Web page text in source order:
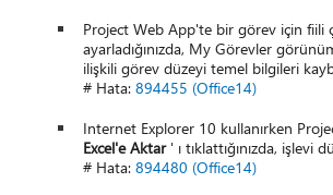
Project Web App'te bir görev için fiili
ayarladığınızda, My Görevler
ilişkili görev düzeyi temel bilgileri
# Hata:894455 (Office14)
Internet Explorer 10 kullanırken
Excel'e Aktar' ı tıklattığınızda, işlevi
# Hata:894480 (Office14)